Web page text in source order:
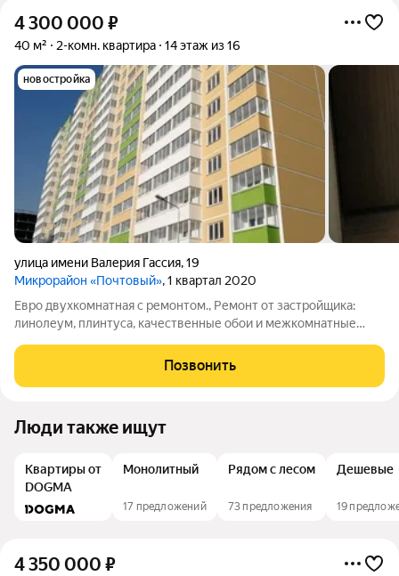
4 300 000 ₽
40 м² 2-комн. квартира 14 этаж из 16
новостройка
улица имени Валерия Гассия,19
Микрорайон «Почтовый», 1 квартал 2020
Евро двухкомнатная с ремонтом., Ремонт от застройщика:
линолеум, плинтуса, качественные обои и межкомнатные
Дом блочный, теплый. Невысокие коммунальные платежи.
Просторный благоустроенный
Позвонить
Люди также ищут
Квартиры от
DOGMA
Монолитный
17 предложений
Рядом с лесом
73 предложения
Дешевые
19
4 350 000 ₽